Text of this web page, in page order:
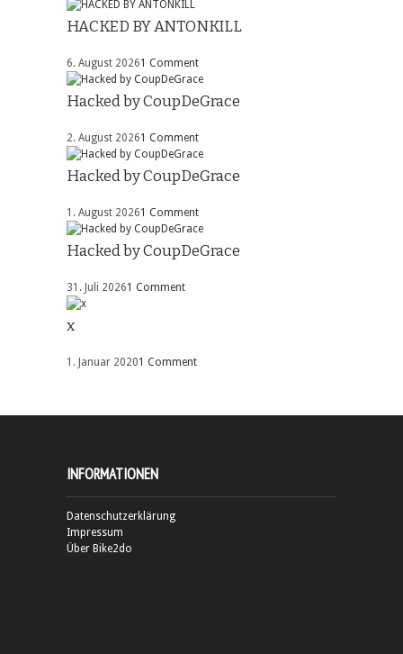
HACKED BY ANTONKILL
6. August 20261 Comment
Hacked by CoupDeGrace
2. August 20261 Comment
Hacked by CoupDeGrace
1. August 20261 Comment
Hacked by CoupDeGrace
31. Juli 20261 Comment
x
1. Januar 20201 Comment
INFORMATIONEN
Datenschutzerklärung
Impressum
Über Bike2do